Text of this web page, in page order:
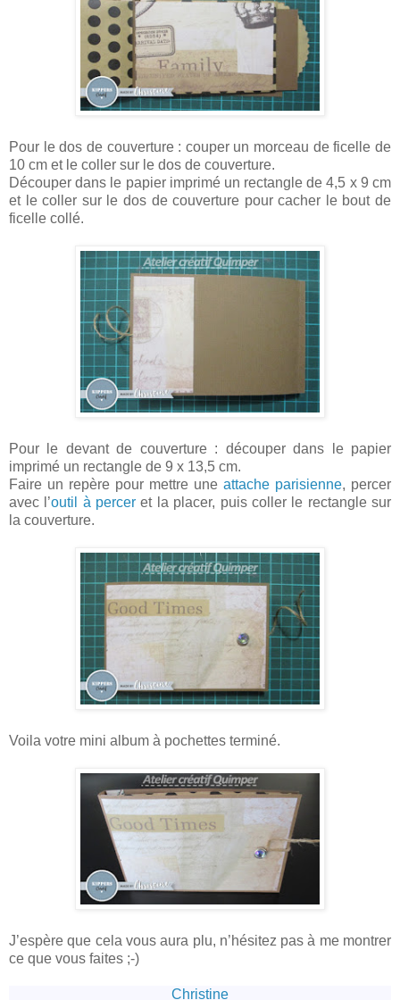
Pour le dos de couverture : couper un morceau de ficelle de
10 cm et le coller sur le dos de couverture.
Découper dans le papier imprimé un rectangle de 4,5 x 9 cm
et le coller sur le dos de couverture pour cacher le bout de
ficelle collé.
Pour le devant de couverture : découper dans le papier
imprimé un rectangle de 9 x 13,5 cm.
Faire un repère pour mettre une attache parisienne, percer
avec l’outil à percer et la placer, puis coller le rectangle sur
la couverture.
Voila votre mini album à pochettes terminé.
J’espère que cela vous aura plu, n’hésitez pas à me montrer
ce que vous faites ;-)
Christine